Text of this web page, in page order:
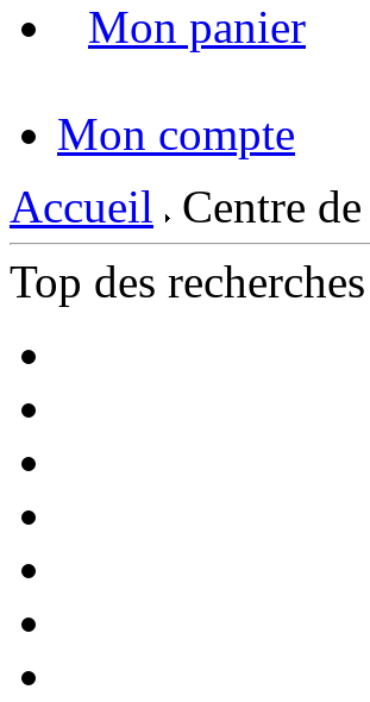
Mon panier
Mon compte
Accueil
Centre
Top des recherches